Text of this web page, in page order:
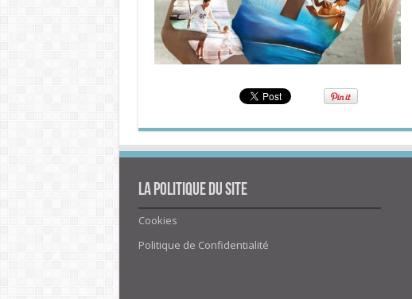
La politique du site
Cookies
Politique de Confidentialité